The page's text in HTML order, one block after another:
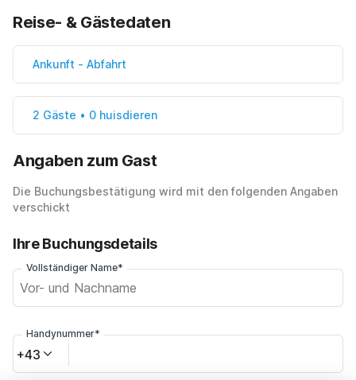
Reise- & Gästedaten
Ankunft - Abfahrt
2 Gäste • 0 huisdieren
Angaben zum Gast
Die Buchungsbestätigung wird mit den folgenden Angaben
verschickt
Ihre Buchungsdetails
Vollständiger Name*
Handynummer*
+43